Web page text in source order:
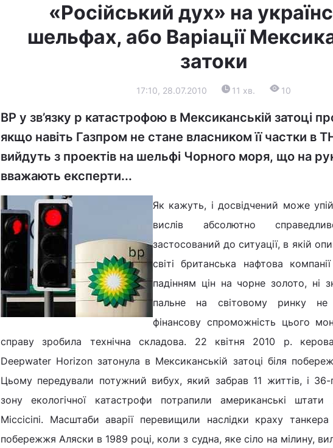
«Російський дух» на
шельфах, або Варіації
затоки
17:10, 28.07.2010 11 хв. 10
ВР у зв’язку p катастрофою в Мексиканській затоці
якщо навіть Газпром не стане власником її частки в
вийдуть з проектів на шельфі Чорного моря, що на
вважають експерти...
Як кажуть, і досвідчений може
вислів абсолютно
застосований до ситуації, в якій
світі британська нафтова
падінням цін на чорне золото, ні
пальне на світовому ринку не
фінансову спроможність цього
справу зробила технічна складова. 22 квітня 2010 р.
Deepwater Horizon затонула в Мексиканській затоці біля
Цьому передували потужний вибух, який забрав 11 життів, і
зону екологічної катастрофи потрапили американські штати
Міссісіпі. Масштаби аварії перевищили наслідки краху
побережжя Аляски в 1989 році, коли з судна, яке сіло на мілину,